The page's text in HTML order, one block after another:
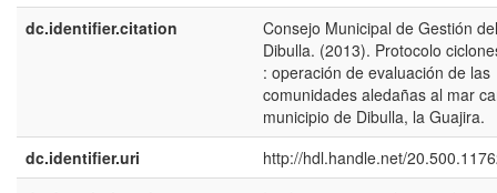
dc.identifier.citation
Consejo Municipal de Gestión
Dibulla. (2013). Protocolo
: operación de evaluación de las
comunidades aledañas al mar
municipio de Dibulla, la Guajira.
dc.identifier.uri
http://hdl.handle.net/